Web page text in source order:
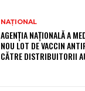
NAȚIONAL
AGENȚIA NAȚIONALĂ A
NOU LOT DE VACCIN
CĂTRE DISTRIBUITORII